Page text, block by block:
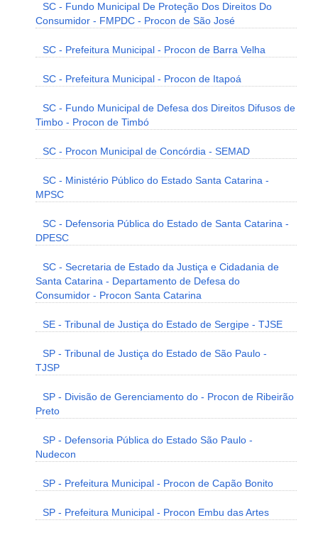
SC - Fundo Municipal De Proteção Dos Direitos Do
Consumidor - FMPDC - Procon de São José
SC - Prefeitura Municipal - Procon de Barra Velha
SC - Prefeitura Municipal - Procon de Itapoá
SC - Fundo Municipal de Defesa dos Direitos Difusos de
Timbo - Procon de Timbó
SC - Procon Municipal de Concórdia - SEMAD
SC - Ministério Público do Estado Santa Catarina -
MPSC
SC - Defensoria Pública do Estado de Santa Catarina -
DPESC
SC - Secretaria de Estado da Justiça e Cidadania de
Santa Catarina - Departamento de Defesa do
Consumidor - Procon Santa Catarina
SE - Tribunal de Justiça do Estado de Sergipe - TJSE
SP - Tribunal de Justiça do Estado de São Paulo -
TJSP
SP - Divisão de Gerenciamento do - Procon de Ribeirão
Preto
SP - Defensoria Pública do Estado São Paulo -
Nudecon
SP - Prefeitura Municipal - Procon de Capão Bonito
SP - Prefeitura Municipal - Procon Embu das Artes